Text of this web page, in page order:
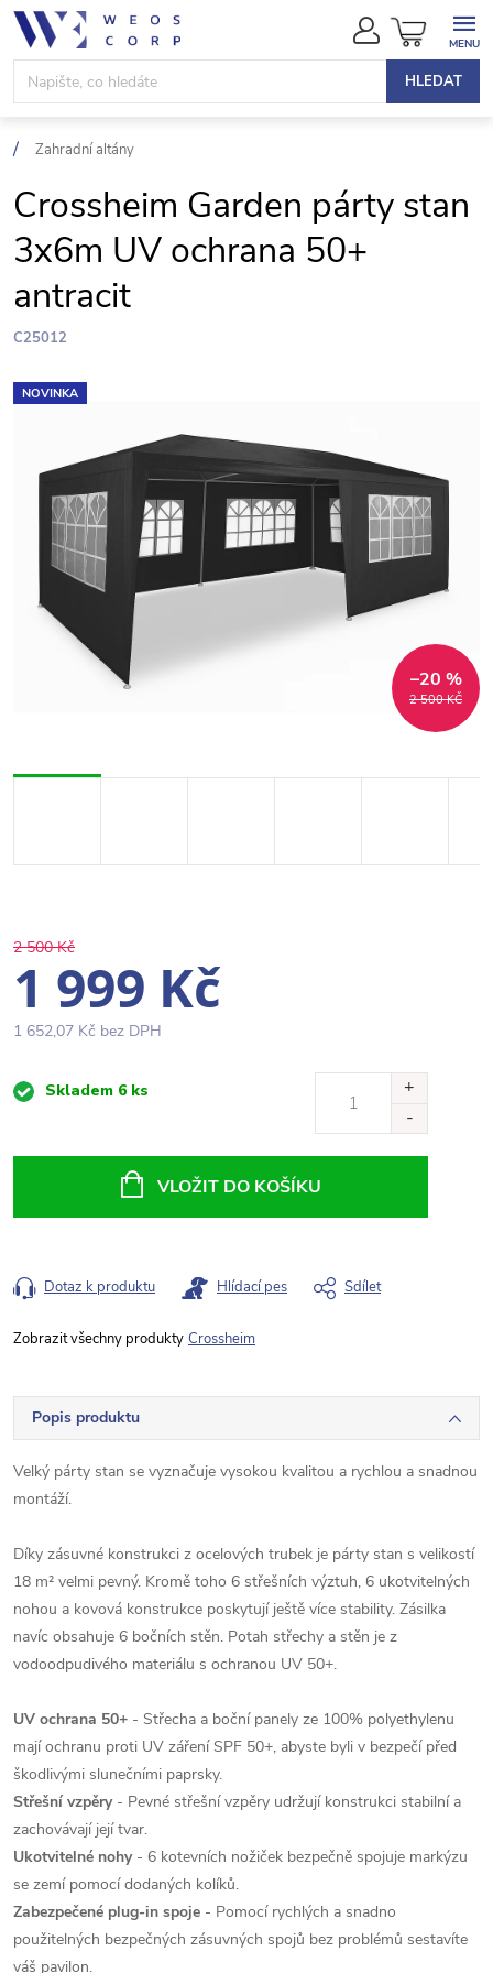
Přejít
obsah
HLEDAT
NÁKUPNÍ
KOŠÍK
Zahradní altány
Crossheim Garden párty stan
3x6m UV ochrana 50+
antracit
C25012
NOVINKA
2 500 KČ
–20 %
2 500 Kč
1 999 Kč
1 652,07 Kč bez DPH
MěrnáSkladem 6 ks
VLOŽIT DO KOŠÍKU
Dotaz k produktu Hlídací pes Sdílet
Crossheim
Popis produktu
Velký párty stan se vyznačuje vysokou kvalitou a rychlou a snadnou
montáží.
Díky zásuvné konstrukci z ocelových trubek je párty stan s velikostí
18 m² velmi pevný. Kromě toho 6 střešních výztuh, 6 ukotvitelných
nohou a kovová konstrukce poskytují ještě více stability. Zásilka
navíc obsahuje 6 bočních stěn. Potah střechy a stěn je z
vodoodpudivého materiálu s ochranou UV 50+.
UV ochrana 50+ - Střecha a boční panely ze 100% polyethylenu
mají ochranu proti UV záření SPF 50+, abyste byli v bezpečí před
škodlivými slunečními paprsky.
Střešní vzpěry - Pevné střešní vzpěry udržují konstrukci stabilní a
zachovávají její tvar.
Ukotvitelné nohy - 6 kotevních nožiček bezpečně spojuje markýzu
se zemí pomocí dodaných kolíků.
Zabezpečené plug-in spoje - Pomocí rychlých a snadno
použitelných bezpečných zásuvných spojů bez problémů sestavíte
váš pavilon.